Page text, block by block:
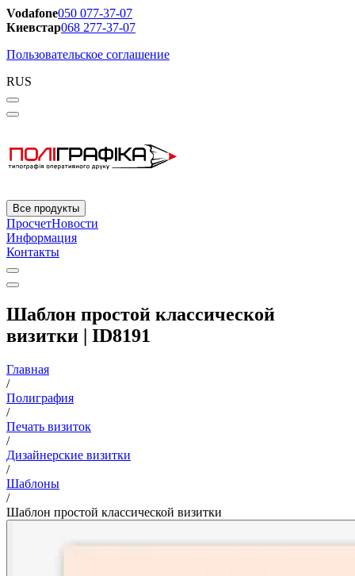
Vodafone050 077-37-07
Киевстар068 277-37-07
Пользовательское соглашение
RUS
Все продукты
ПросчетНовости
Информация
Контакты
Шаблон простой классической
визитки | ID8191
Главная
/
Полиграфия
/
Печать визиток
/
Дизайнерские визитки
/
Шаблоны
/
Шаблон простой классической визитки